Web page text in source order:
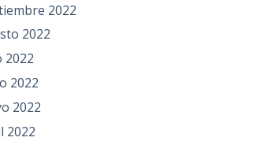
2022
2022
2022
2022
2022
2022